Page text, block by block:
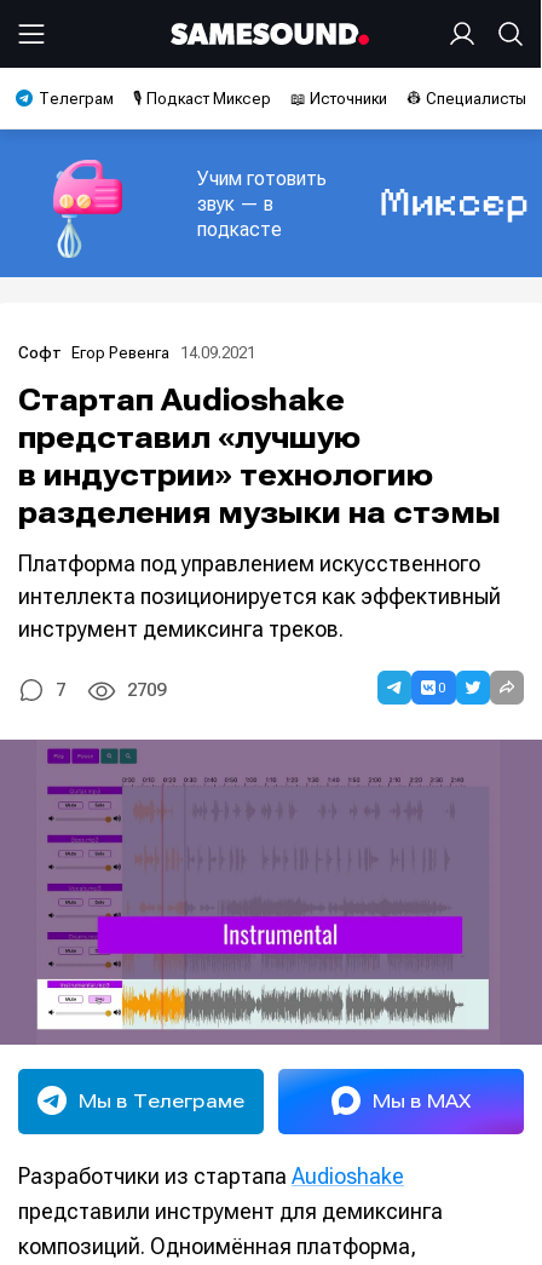
Телеграм 🎙️ Подкаст Миксер 📖 Источники 👷 Специалисты
Учим готовить
звук — в
подкасте
Софт Егор Ревенга 14.09.2021
Стартап Audioshake
представил «лучшую
в индустрии» технологию
разделения музыки на стэмы
Платформа под управлением искусственного
интеллекта позиционируется как эффективный
инструмент демиксинга треков.
7 2709 0
Мы в Телеграме Мы в MAX
Разработчики из стартапа Audioshake
представили инструмент для демиксинга
композиций. Одноимённая платформа,